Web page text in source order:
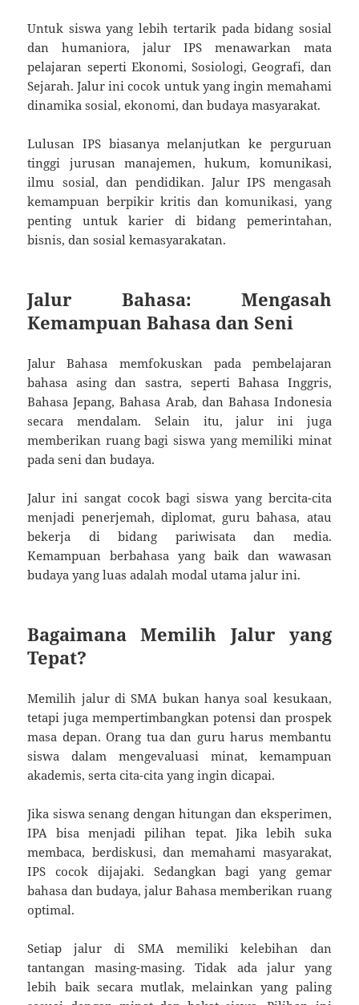
Untuk siswa yang lebih tertarik pada bidang sosial
dan humaniora, jalur IPS menawarkan mata
pelajaran seperti Ekonomi, Sosiologi, Geografi, dan
Sejarah. Jalur ini cocok untuk yang ingin memahami
dinamika sosial, ekonomi, dan budaya masyarakat.
Lulusan IPS biasanya melanjutkan ke perguruan
tinggi jurusan manajemen, hukum, komunikasi,
ilmu sosial, dan pendidikan. Jalur IPS mengasah
kemampuan berpikir kritis dan komunikasi, yang
penting untuk karier di bidang pemerintahan,
bisnis, dan sosial kemasyarakatan.
Jalur Bahasa: Mengasah
Kemampuan Bahasa dan Seni
Jalur Bahasa memfokuskan pada pembelajaran
bahasa asing dan sastra, seperti Bahasa Inggris,
Bahasa Jepang, Bahasa Arab, dan Bahasa Indonesia
secara mendalam. Selain itu, jalur ini juga
memberikan ruang bagi siswa yang memiliki minat
pada seni dan budaya.
Jalur ini sangat cocok bagi siswa yang bercita-cita
menjadi penerjemah, diplomat, guru bahasa, atau
bekerja di bidang pariwisata dan media.
Kemampuan berbahasa yang baik dan wawasan
budaya yang luas adalah modal utama jalur ini.
Bagaimana Memilih Jalur yang
Tepat?
Memilih jalur di SMA bukan hanya soal kesukaan,
tetapi juga mempertimbangkan potensi dan prospek
masa depan. Orang tua dan guru harus membantu
siswa dalam mengevaluasi minat, kemampuan
akademis, serta cita-cita yang ingin dicapai.
Jika siswa senang dengan hitungan dan eksperimen,
IPA bisa menjadi pilihan tepat. Jika lebih suka
membaca, berdiskusi, dan memahami masyarakat,
IPS cocok dijajaki. Sedangkan bagi yang gemar
bahasa dan budaya, jalur Bahasa memberikan ruang
optimal.
Setiap jalur di SMA memiliki kelebihan dan
tantangan masing-masing. Tidak ada jalur yang
lebih baik secara mutlak, melainkan yang paling